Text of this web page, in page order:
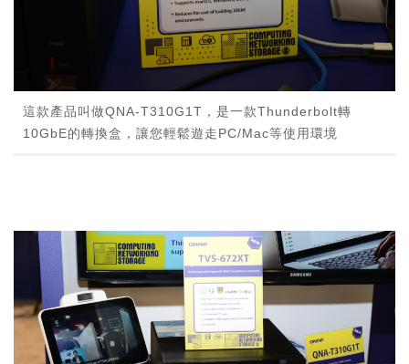
這款產品叫做QNA-T310G1T，是一款Thunderbolt轉
10GbE的轉換盒，讓您輕鬆遊走PC/Mac等使用環境